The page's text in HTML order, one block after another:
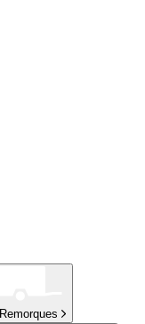
Remorques